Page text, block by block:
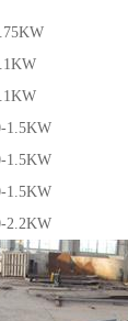
1.5KW
1.5KW
1.5KW
2.2KW